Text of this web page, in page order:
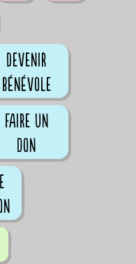
Devenir
bénévole
Faire un
don